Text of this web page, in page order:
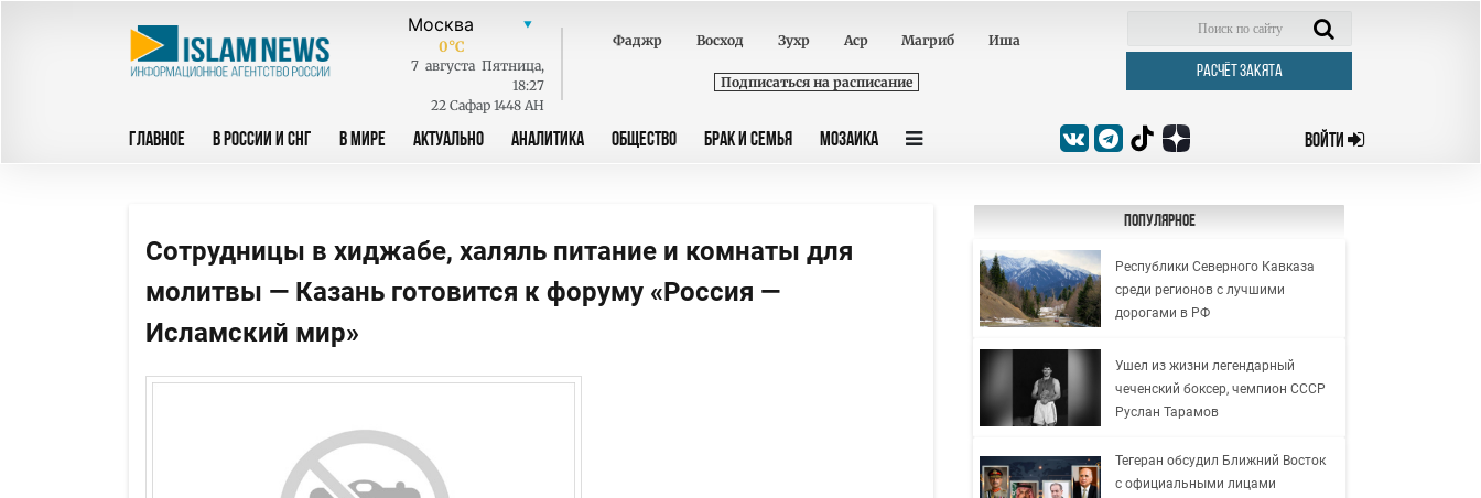
0°C
7 августа Пятница,
18:27
22 Сафар 1448 AH
Фаджр Восход Зухр Аср Магриб Иша
Подписаться на расписание
РАСЧЁТ ЗАКЯТА
ГЛАВНОЕ В РОССИИ И СНГ В МИРЕ АКТУАЛЬНО АНАЛИТИКА ОБЩЕСТВО БРАК И СЕМЬЯ МОЗАИКА ВОЙТИ
Сотрудницы в хиджабе, халяль питание и комнаты для
молитвы — Казань готовится к форуму «Россия —
Исламский мир»
Популярное
Республики Северного Кавказа
среди регионов с лучшими
дорогами в РФ
Ушел из жизни легендарный
чеченский боксер, чемпион СССР
Руслан Тарамов
Тегеран обсудил Ближний Восток
с официальными лицами